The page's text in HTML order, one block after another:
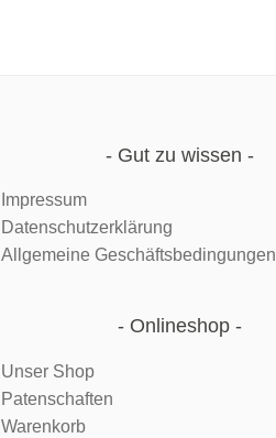
Gut zu wissen
Impressum
Datenschutzerklärung
Allgemeine Geschäftsbedingungen
Onlineshop
Unser Shop
Patenschaften
Warenkorb